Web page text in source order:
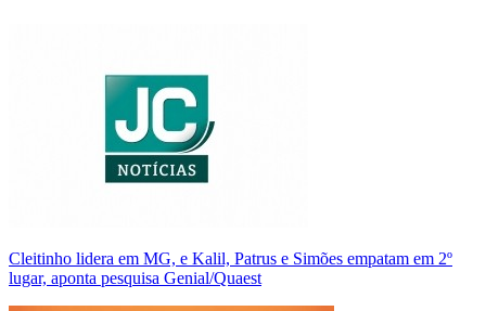
Cleitinho lidera em MG, e Kalil, Patrus e Simões empatam em 2º
lugar, aponta pesquisa Genial/Quaest